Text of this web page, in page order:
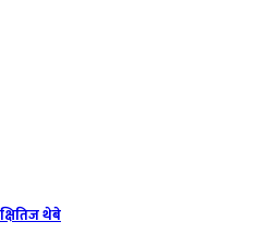
क्षितिज थेबे